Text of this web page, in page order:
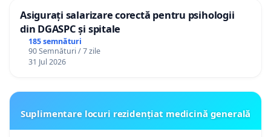
Asigurați salarizare corectă pentru psihologii
din DGASPC și spitale
185 semnături
90 Semnături / 7 zile
31 Jul 2026
Suplimentare locuri rezidențiat medicină generală